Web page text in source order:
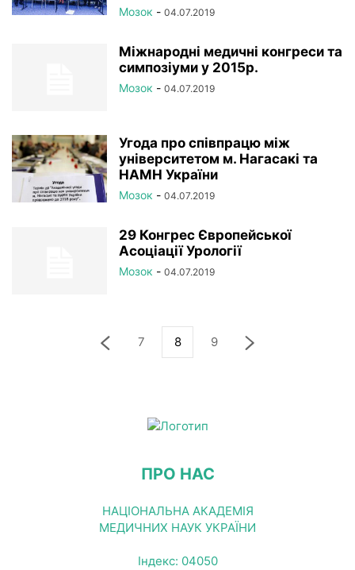
Мозок - 04.07.2019
Міжнародні медичні конгреси та
симпозіуми у 2015р.
Мозок - 04.07.2019
Угода про співпрацю між
університетом м. Нагасакі та
НАМН України
Мозок - 04.07.2019
29 Конгрес Європейської
Асоціації Урології
Мозок - 04.07.2019
7 8 9
ПРО НАС
НАЦІОНАЛЬНА АКАДЕМІЯ
МЕДИЧНИХ НАУК УКРАЇНИ
Індекс: 04050